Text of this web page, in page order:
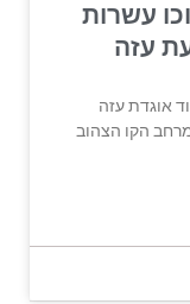
עשרות
עזה
אוגדת עזה
מרחב הקו הצהוב